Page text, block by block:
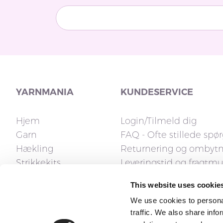
This website uses
We use cookies to
traffic. We also share
YARNMANIA
Hjem
Garn
Hækling
Strikkekits
KUNDESERVICE
Login/Tilmeld dig
FAQ - Ofte stillede
Returnering og
Leveringstid og
Reklamation og
Kontakt os